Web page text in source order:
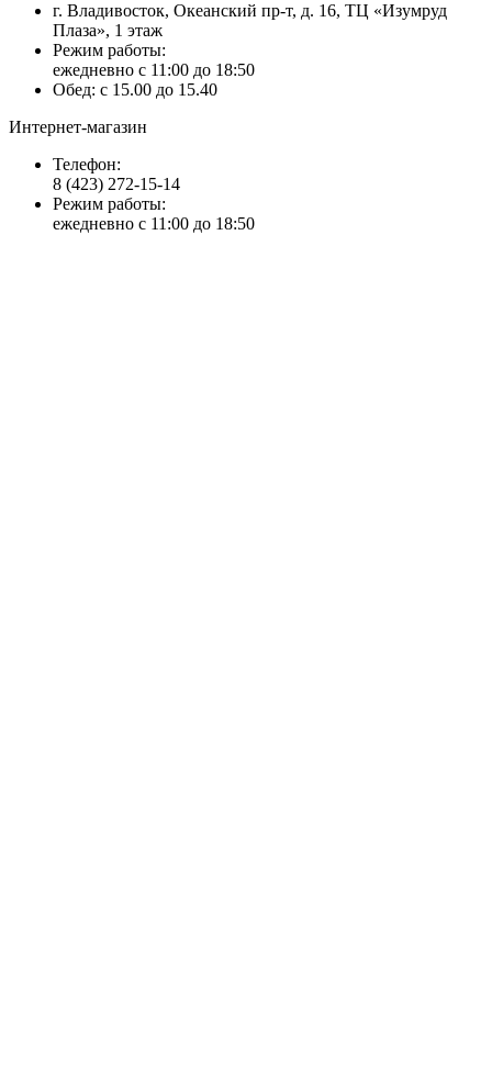
г. Владивосток, Океанский пр-т, д. 16, ТЦ «Изумруд
Плаза», 1 этаж
Режим работы:
ежедневно с 11:00 до 18:50
Обед: с 15.00 до 15.40
Интернет-магазин
Телефон:
8 (423) 272-15-14
Режим работы:
ежедневно с 11:00 до 18:50